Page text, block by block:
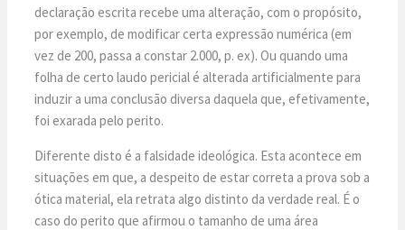
declaração escrita recebe uma alteração, com o propósito,
por exemplo, de modificar certa expressão numérica (em
vez de 200, passa a constar 2.000, p. ex). Ou quando uma
folha de certo laudo pericial é alterada artificialmente para
induzir a uma conclusão diversa daquela que, efetivamente,
foi exarada pelo perito.
Diferente disto é a falsidade ideológica. Esta acontece em
situações em que, a despeito de estar correta a prova sob a
ótica material, ela retrata algo distinto da verdade real. É o
caso do perito que afirmou o tamanho de uma área